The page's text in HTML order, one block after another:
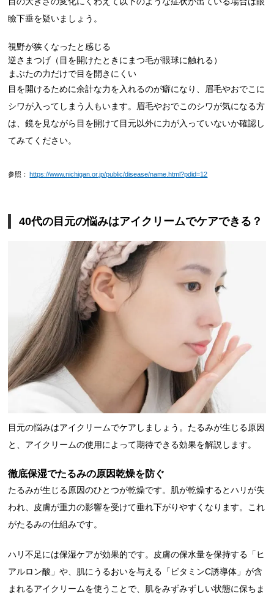
瞼下垂を疑いましょう。
視野が狭くなったと感じる
逆さまつげ（目を開けたときにまつ毛が眼球に触れる）
まぶたの力だけで目を開きにくい
目を開けるために余計な力を入れるのが癖になり、眉毛やおでこに
シワが入ってしまう人もいます。眉毛やおでこのシワが気になる方
は、鏡を見ながら目を開けて目元以外に力が入っていないか確認し
てみてください。
参照： https://www.nichigan.or.jp/public/disease/name.html?pdid=12
40代の目元の悩みはアイクリームでケアできる？
目元の悩みはアイクリームでケアしましょう。たるみが生じる原因
と、アイクリームの使用によって期待できる効果を解説します。
徹底保湿でたるみの原因乾燥を防ぐ
たるみが生じる原因のひとつが乾燥です。肌が乾燥するとハリが失
われ、皮膚が重力の影響を受けて垂れ下がりやすくなります。これ
がたるみの仕組みです。
ハリ不足には保湿ケアが効果的です。皮膚の保水量を保持する「ヒ
アルロン酸」や、肌にうるおいを与える「ビタミンC誘導体」が含
まれるアイクリームを使うことで、肌をみずみずしい状態に保ちま